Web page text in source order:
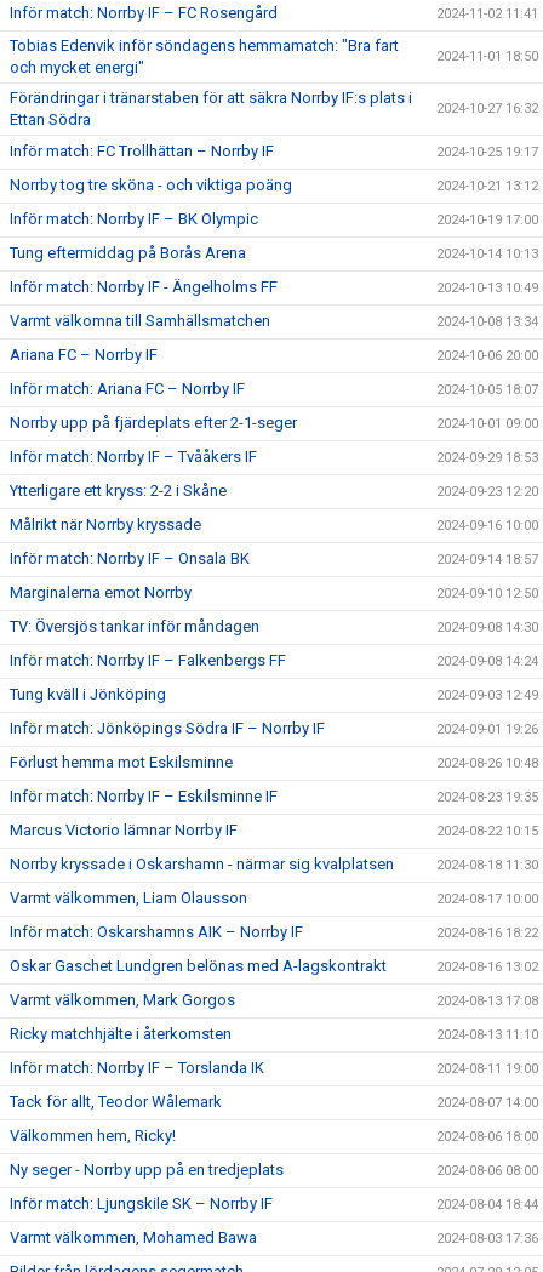
Inför match: Norrby IF – FC Rosengård 2024-11-02 11:41
Tobias Edenvik inför söndagens hemmamatch: "Bra fart
och mycket energi"
2024-11-01 18:50
Förändringar i tränarstaben för att säkra Norrby IF:s plats i
Ettan Södra
2024-10-27 16:32
Inför match: FC Trollhättan – Norrby IF 2024-10-25 19:17
Norrby tog tre sköna - och viktiga poäng 2024-10-21 13:12
Inför match: Norrby IF – BK Olympic 2024-10-19 17:00
Tung eftermiddag på Borås Arena 2024-10-14 10:13
Inför match: Norrby IF - Ängelholms FF 2024-10-13 10:49
Varmt välkomna till Samhällsmatchen 2024-10-08 13:34
Ariana FC – Norrby IF 2024-10-06 20:00
Inför match: Ariana FC – Norrby IF 2024-10-05 18:07
Norrby upp på fjärdeplats efter 2-1-seger 2024-10-01 09:00
Inför match: Norrby IF – Tvååkers IF 2024-09-29 18:53
Ytterligare ett kryss: 2-2 i Skåne 2024-09-23 12:20
Målrikt när Norrby kryssade 2024-09-16 10:00
Inför match: Norrby IF – Onsala BK 2024-09-14 18:57
Marginalerna emot Norrby 2024-09-10 12:50
TV: Översjös tankar inför måndagen 2024-09-08 14:30
Inför match: Norrby IF – Falkenbergs FF 2024-09-08 14:24
Tung kväll i Jönköping 2024-09-03 12:49
Inför match: Jönköpings Södra IF – Norrby IF 2024-09-01 19:26
Förlust hemma mot Eskilsminne 2024-08-26 10:48
Inför match: Norrby IF – Eskilsminne IF 2024-08-23 19:35
Marcus Victorio lämnar Norrby IF 2024-08-22 10:15
Norrby kryssade i Oskarshamn - närmar sig kvalplatsen 2024-08-18 11:30
Varmt välkommen, Liam Olausson 2024-08-17 10:00
Inför match: Oskarshamns AIK – Norrby IF 2024-08-16 18:22
Oskar Gaschet Lundgren belönas med A-lagskontrakt 2024-08-16 13:02
Varmt välkommen, Mark Gorgos 2024-08-13 17:08
Ricky matchhjälte i återkomsten 2024-08-13 11:10
Inför match: Norrby IF – Torslanda IK 2024-08-11 19:00
Tack för allt, Teodor Wålemark 2024-08-07 14:00
Välkommen hem, Ricky! 2024-08-06 18:00
Ny seger - Norrby upp på en tredjeplats 2024-08-06 08:00
Inför match: Ljungskile SK – Norrby IF 2024-08-04 18:44
Varmt välkommen, Mohamed Bawa 2024-08-03 17:36